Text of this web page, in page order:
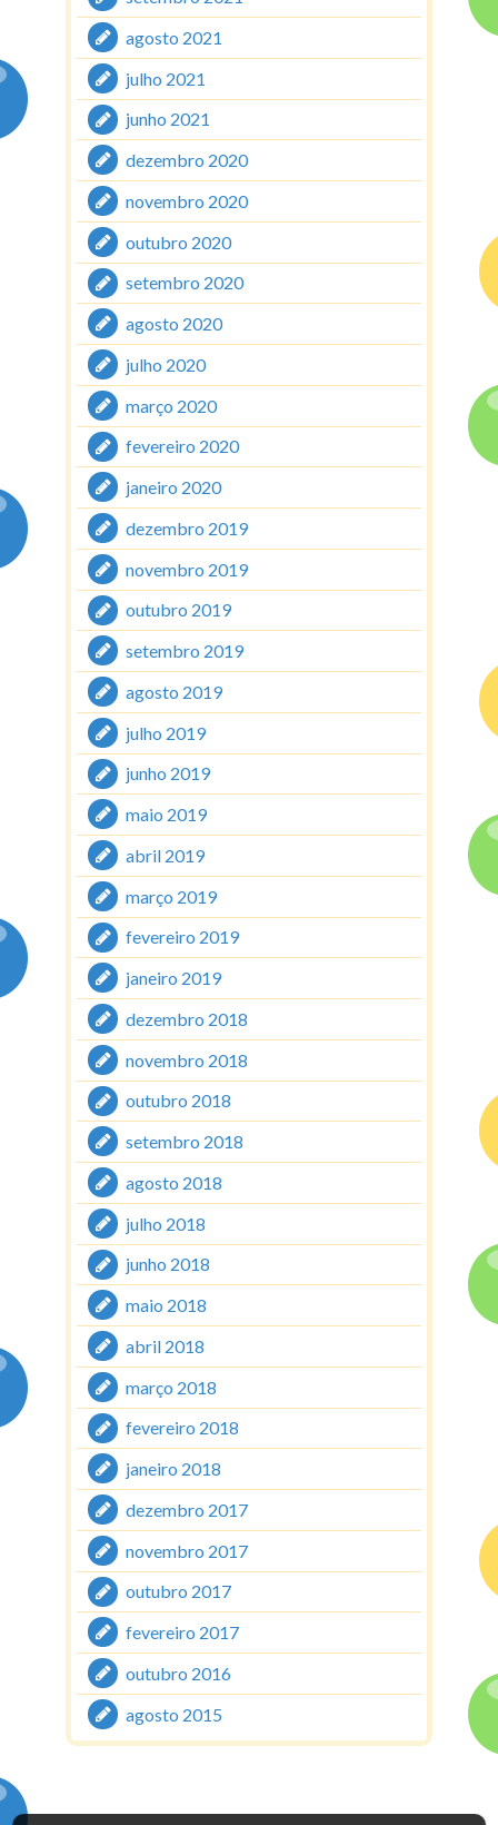
agosto 2021
julho 2021
junho 2021
dezembro 2020
novembro 2020
outubro 2020
setembro 2020
agosto 2020
julho 2020
março 2020
fevereiro 2020
janeiro 2020
dezembro 2019
novembro 2019
outubro 2019
setembro 2019
agosto 2019
julho 2019
junho 2019
maio 2019
abril 2019
março 2019
fevereiro 2019
janeiro 2019
dezembro 2018
novembro 2018
outubro 2018
setembro 2018
agosto 2018
julho 2018
junho 2018
maio 2018
abril 2018
março 2018
fevereiro 2018
janeiro 2018
dezembro 2017
novembro 2017
outubro 2017
fevereiro 2017
outubro 2016
agosto 2015